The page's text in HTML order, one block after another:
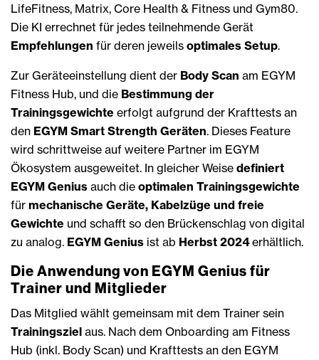
LifeFitness, Matrix, Core Health & Fitness und Gym80.
Die KI errechnet für jedes teilnehmende Gerät
Empfehlungen für deren jeweils optimales Setup.
Zur Geräteeinstellung dient der Body Scan am EGYM
Fitness Hub, und die Bestimmung der
Trainingsgewichte erfolgt aufgrund der Krafttests an
den EGYM Smart Strength Geräten. Dieses Feature
wird schrittweise auf weitere Partner im EGYM
Ökosystem ausgeweitet. In gleicher Weise definiert
EGYM Genius auch die optimalen Trainingsgewichte
für mechanische Geräte, Kabelzüge und freie
Gewichte und schafft so den Brückenschlag von digital
zu analog. EGYM Genius ist ab Herbst 2024erhältlich.
Die Anwendung von EGYM Genius für
Trainer und Mitglieder
Das Mitglied wählt gemeinsam mit dem Trainer sein
Trainingsziel aus. Nach dem Onboarding am Fitness
Hub (inkl. Body Scan) und Krafttests an den EGYM